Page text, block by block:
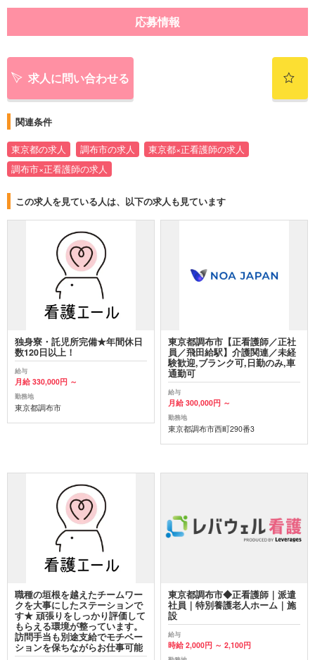
応募情報
求人に問い合わせる
関連条件
東京都の求人 調布市の求人
東京都×正看護師の求人
調布市×正看護師の求人
この求人を見ている人は、以下の求人も見ています
独身寮・託児所完備★年間休日
数120日以上！
給与
月給 330,000円 ～
勤務地
東京都調布市
東京都調布市【正看護師／正社
員／飛田給駅】介護関連／未経
験歓迎,ブランク可,日勤のみ,車
通勤可
給与
月給 300,000円 ～
勤務地
東京都調布市西町290番3
職種の垣根を越えたチームワー
クを大事にしたステーションで
す★ 頑張りをしっかり評価して
もらえる環境が整っています。
訪問手当も別途支給でモチベー
ションを保ちながらお仕事可能
東京都調布市◆正看護師｜派遣
社員｜特別養護老人ホーム｜施
設
給与
時給 2,000円 ～ 2,100円